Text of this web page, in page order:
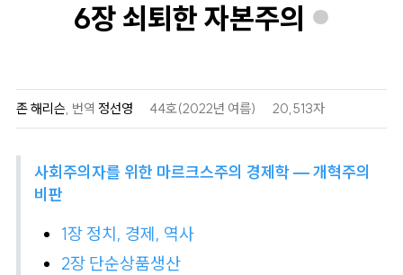
6장 쇠퇴한 자본주의
존 해리슨, 번역 정선영 44호(2022년 여름) 20,513자
사회주의자를 위한 마르크스주의 경제학 — 개혁주의
비판
1장 정치, 경제, 역사
2장 단순상품생산